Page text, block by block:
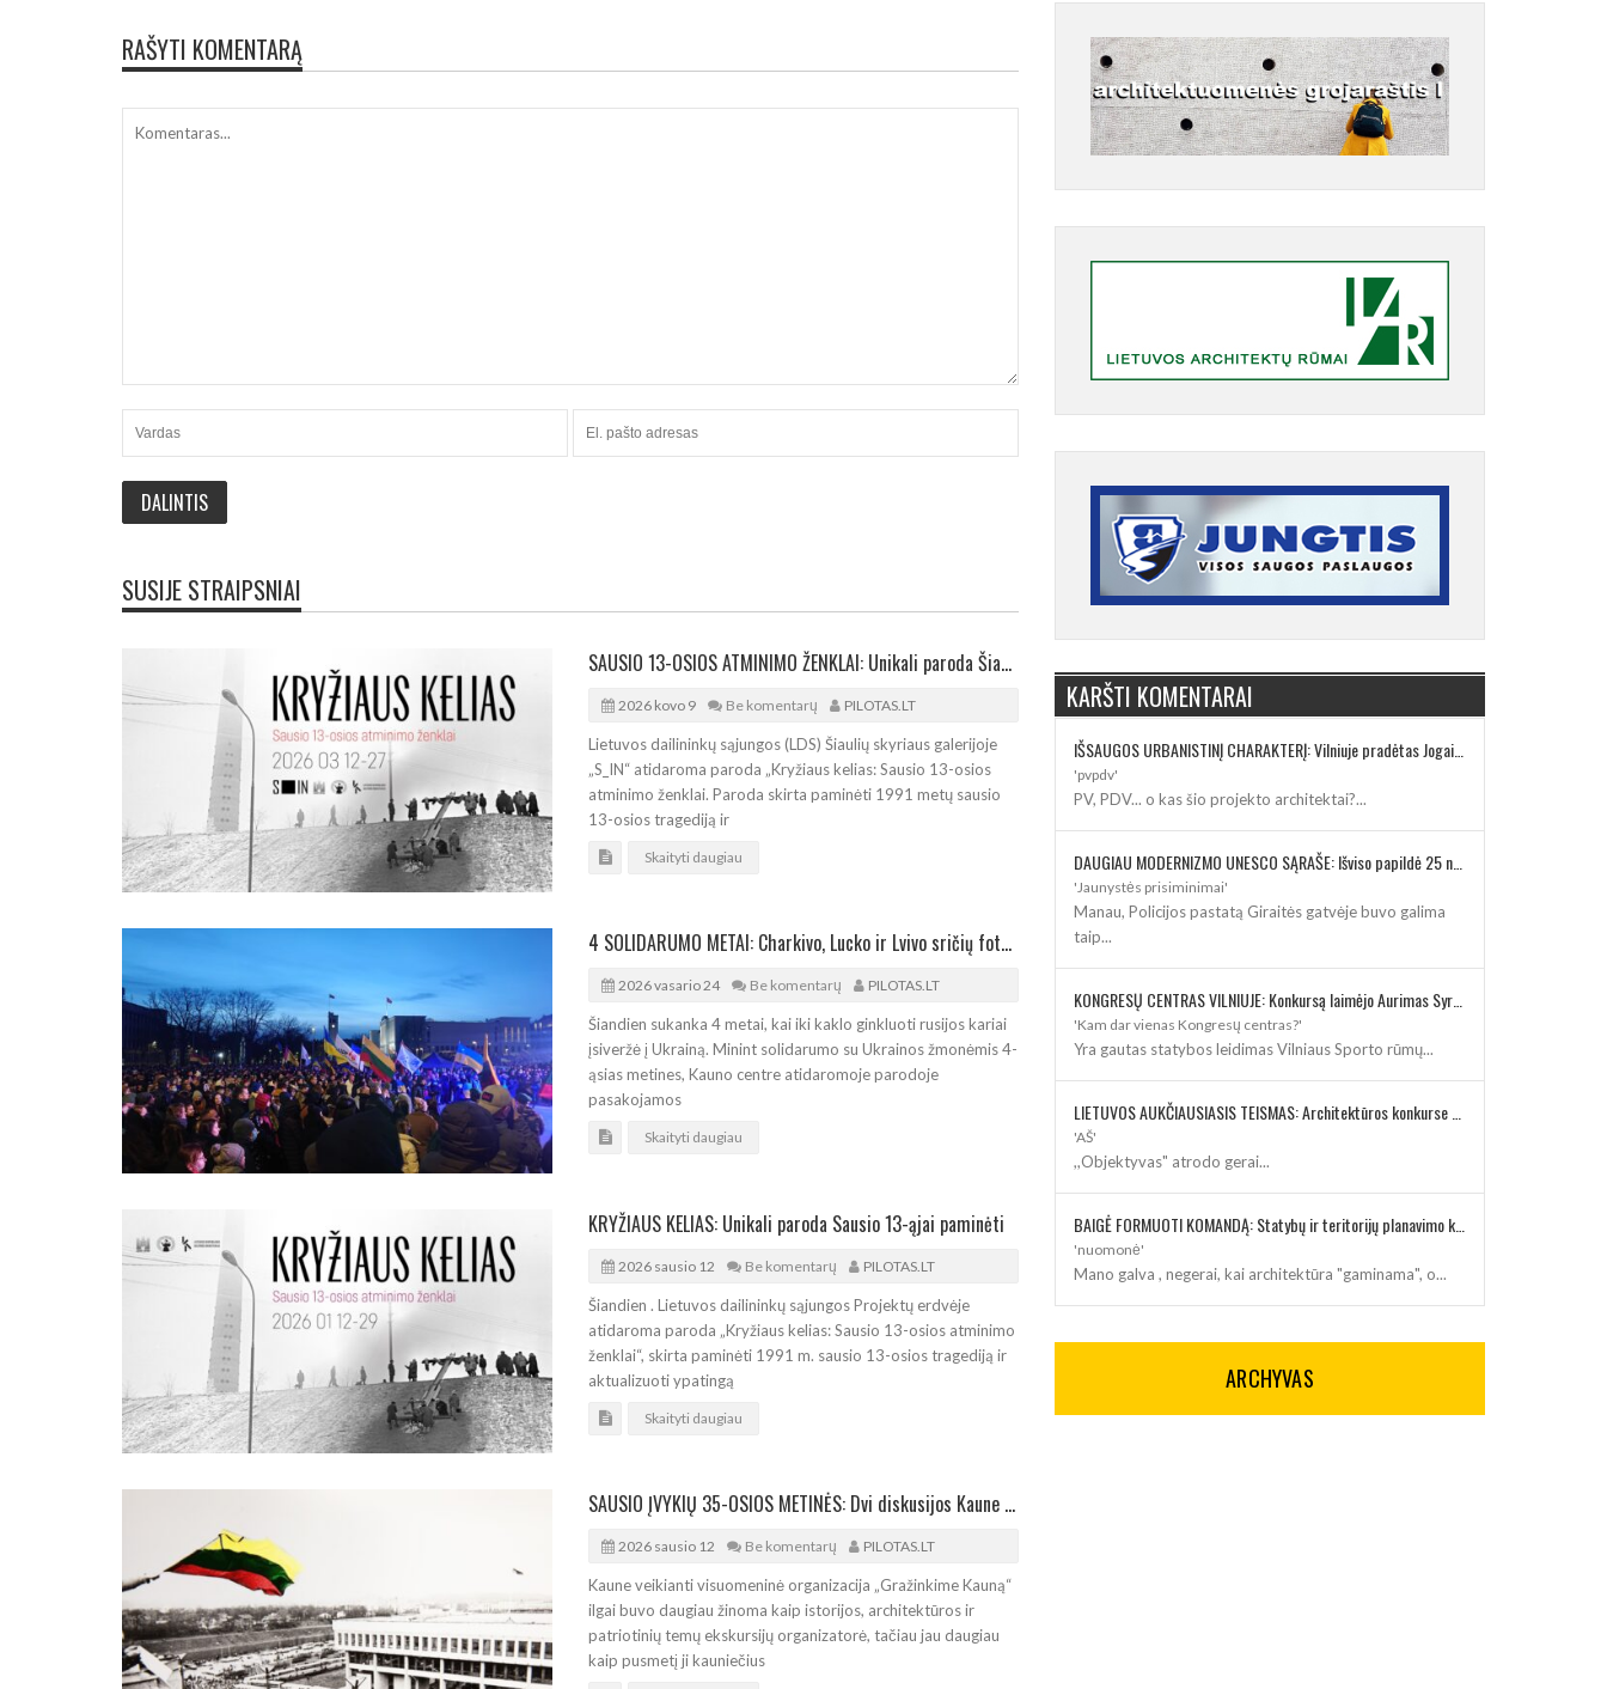
RAŠYTI KOMENTARĄ
SUSIJE STRAIPSNIAI
SAUSIO 13-OSIOS ATMINIMO ŽENKLAI: Unikali paroda Šiauliuose
2026 kovo 9 Be komentarų PILOTAS.LT
Lietuvos dailininkų sąjungos (LDS) Šiaulių skyriaus galerijoje
„S_IN“ atidaroma paroda „Kryžiaus kelias: Sausio 13-osios
atminimo ženklai. Paroda skirta paminėti 1991 metų sausio
13-osios tragediją ir
Skaityti daugiau
4 SOLIDARUMO METAI: Charkivo, Lucko ir Lvivo sričių fotoistorijos Kaune
2026 vasario 24 Be komentarų PILOTAS.LT
Šiandien sukanka 4 metai, kai iki kaklo ginkluoti rusijos kariai
įsiveržė į Ukrainą. Minint solidarumo su Ukrainos žmonėmis 4-
ąsias metines, Kauno centre atidaromoje parodoje
pasakojamos
Skaityti daugiau
KRYŽIAUS KELIAS: Unikali paroda Sausio 13-ąjai paminėti
2026 sausio 12 Be komentarų PILOTAS.LT
Šiandien . Lietuvos dailininkų sąjungos Projektų erdvėje
atidaroma paroda „Kryžiaus kelias: Sausio 13-osios atminimo
ženklai“, skirta paminėti 1991 m. sausio 13-osios tragediją ir
aktualizuoti ypatingą
Skaityti daugiau
SAUSIO ĮVYKIŲ 35-OSIOS METINĖS: Dvi diskusijos Kaune su istorinės datos žinovais
2026 sausio 12 Be komentarų PILOTAS.LT
Kaune veikianti visuomeninė organizacija „Gražinkime Kauną“
ilgai buvo daugiau žinoma kaip istorijos, architektūros ir
patriotinių temų ekskursijų organizatorė, tačiau jau daugiau
kaip pusmetį ji kauniečius
KARŠTI KOMENTARAI
IŠSAUGOS URBANISTINĮ CHARAKTERĮ: Vilniuje pradėtas Jogailos gatvės remontas
'pvpdv'
PV, PDV... o kas šio projekto architektai?...
DAUGIAU MODERNIZMO UNESCO SĄRAŠE: Išviso papildė 25 nauji paveldo objektai
'Jaunystės prisiminimai'
Manau, Policijos pastatą Giraitės gatvėje buvo galima
taip...
KONGRESŲ CENTRAS VILNIUJE: Konkursą laimėjo Aurimas Syrusas su „IMPLMNT architects“
'Kam dar vienas Kongresų centras?'
Yra gautas statybos leidimas Vilniaus Sporto rūmų...
LIETUVOS AUKČIAUSIASIS TEISMAS: Architektūros konkurse varžosi 8 rekonstrukcijos vizijos
'AŠ'
,,Objektyvas" atrodo gerai...
BAIGĖ FORMUOTI KOMANDĄ: Statybų ir teritorijų planavimo klausimus kuruos architektė
'nuomonė'
Mano galva , negerai, kai architektūra "gaminama", o...
ARCHYVAS